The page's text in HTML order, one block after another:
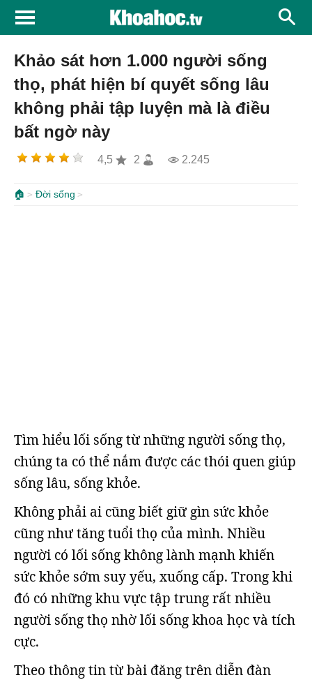
Khảo sát hơn 1.000 người sống
thọ, phát hiện bí quyết sống lâu
không phải tập luyện mà là điều
bất ngờ này
4,5 2 2.245
🏠 Đời sống
Tìm hiểu lối sống từ những người sống thọ,
chúng ta có thể nắm được các thói quen giúp
sống lâu, sống khỏe.
Không phải ai cũng biết giữ gìn sức khỏe
cũng như tăng tuổi thọ của mình. Nhiều
người có lối sống không lành mạnh khiến
sức khỏe sớm suy yếu, xuống cấp. Trong khi
đó có những khu vực tập trung rất nhiều
người sống thọ nhờ lối sống khoa học và tích
cực.
Theo thông tin từ bài đăng trên diễn đàn